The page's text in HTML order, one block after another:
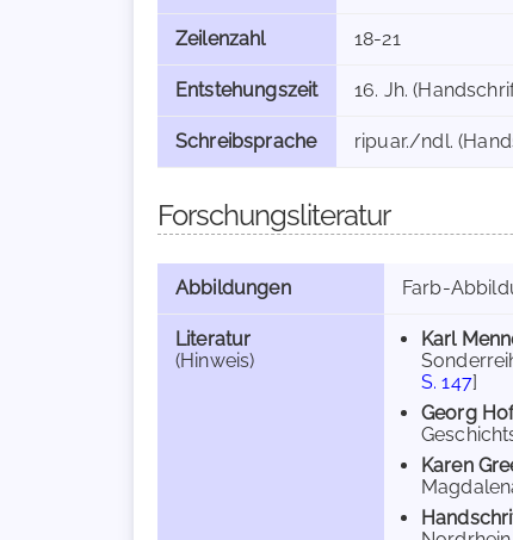
Zeilenzahl 18-21
Entstehungszeit 16. Jh.
Schreibsprache ripuar./ndl.
Forschungsliteratur
Abbildungen Farb-
Literatur
(Hinweis)
Karl
S. 147]
Georg
Karen